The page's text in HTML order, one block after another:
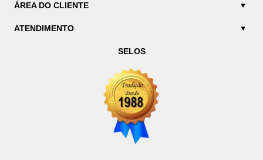
ÁREA DO CLIENTE
ATENDIMENTO
SELOS